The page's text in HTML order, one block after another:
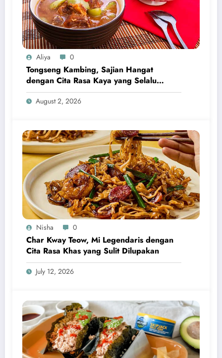
Aliya 0
Tongseng Kambing, Sajian Hangat
dengan Cita Rasa Kaya yang Selalu
Menggugah Selera
August 2, 2026
Nisha 0
Char Kway Teow, Mi Legendaris dengan
Cita Rasa Khas yang Sulit Dilupakan
July 12, 2026